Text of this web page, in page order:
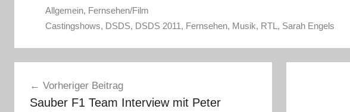
Allgemein, Fernsehen/Film
Castingshows, DSDS, DSDS 2011, Fernsehen, Musik, RTL , Sarah Engels
Vorheriger Beitrag
Sauber F1 Team Interview mit Peter